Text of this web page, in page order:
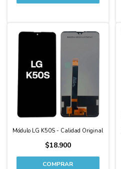
Módulo LG K50S - Calidad Original
$18.900